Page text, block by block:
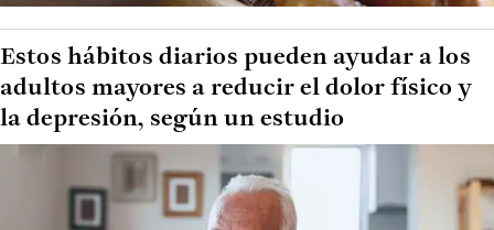
Estos hábitos diarios pueden ayudar a los
adultos mayores a reducir el dolor físico y
la depresión, según un estudio